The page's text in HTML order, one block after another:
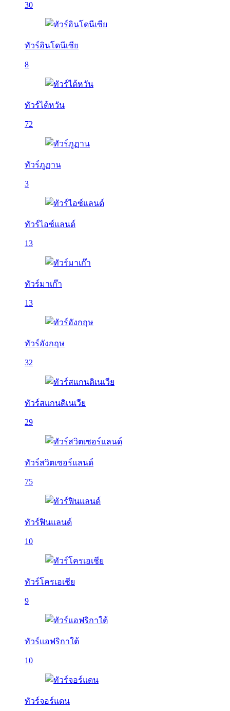
30
ทัวร์อินโดนีเซีย
8
ทัวร์ไต้หวัน
72
ทัวร์ภูฏาน
3
ทัวร์ไอซ์แลนด์
13
ทัวร์มาเก๊า
13
ทัวร์อังกฤษ
32
ทัวร์สแกนดิเนเวีย
29
ทัวร์สวิตเซอร์แลนด์
75
ทัวร์ฟินแลนด์
10
ทัวร์โครเอเชีย
9
ทัวร์แอฟริกาใต้
10
ทัวร์จอร์แดน